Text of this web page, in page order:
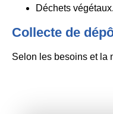
Déchets végétaux.
Collecte de
Selon les besoins et la